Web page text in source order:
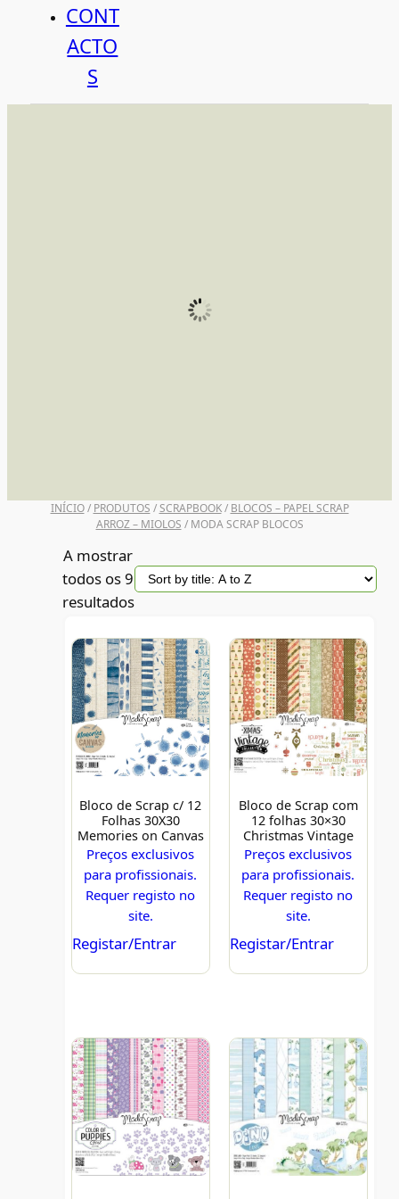
CONT
ACTO
S
INÍCIO/ PRODUTOS /SCRAPBOOK/ BLOCOS – PAPEL SCRAP
ARROZ – MIOLOS / MODA SCRAP BLOCOS
A mostrar
todos os 9
resultados
Bloco de Scrap c/ 12
Folhas 30X30
Memories on Canvas
Preços exclusivos
para profissionais.
Requer registo no
site.
Registar/Entrar
Bloco de Scrap com
12 folhas 30×30
Christmas Vintage
Preços exclusivos
para profissionais.
Requer registo no
site.
Registar/Entrar